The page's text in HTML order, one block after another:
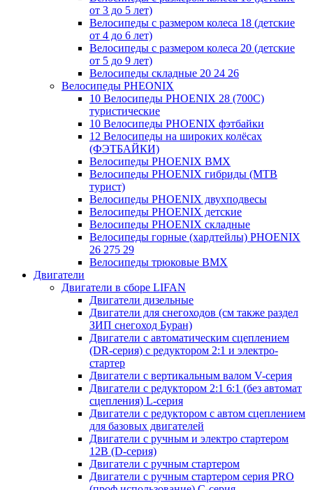
от 3 до 5 лет)
Велосипеды с размером колеса 18 (детские
от 4 до 6 лет)
Велосипеды с размером колеса 20 (детские
от 5 до 9 лет)
Велосипеды складные 20 24 26
Велосипеды PHEONIX
10 Велосипеды PHOENIX 28 (700С)
туристические
10 Велосипеды PHOENIX фэтбайки
12 Велосипеды на широких колёсах
(ФЭТБАЙКИ)
Велосипеды PHOENIX BMX
Велосипеды PHOENIX гибриды (MTB
турист)
Велосипеды PHOENIX двухподвесы
Велосипеды PHOENIX детские
Велосипеды PHOENIX складные
Велосипеды горные (хардтейлы) PHOENIX
26 275 29
Велосипеды трюковые BMX
Двигатели
Двигатели в сборе LIFAN
Двигатели дизельные
Двигатели для снегоходов (см также раздел
ЗИП снегоход Буран)
Двигатели с автоматическим сцеплением
(DR-серия) с редуктором 2:1 и электро-
стартер
Двигатели с вертикальным валом V-серия
Двигатели с редуктором 2:1 6:1 (без автомат
сцепления) L-серия
Двигатели с редуктором с автом сцеплением
для базовых двигателей
Двигатели с ручным и электро стартером
12В (D-серия)
Двигатели с ручным стартером
Двигатели с ручным стартером серия PRO